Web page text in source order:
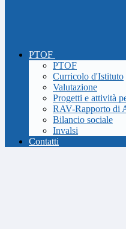
PTOF
PTOF
Curricolo d'Istituto
Valutazione
Progetti e attività
RAV-Rapporto di
Bilancio sociale
Invalsi
Contatti